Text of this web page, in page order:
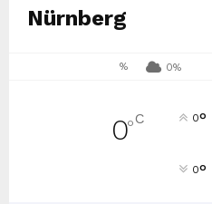
Nürnberg
% 0%
0°C 0°
0°